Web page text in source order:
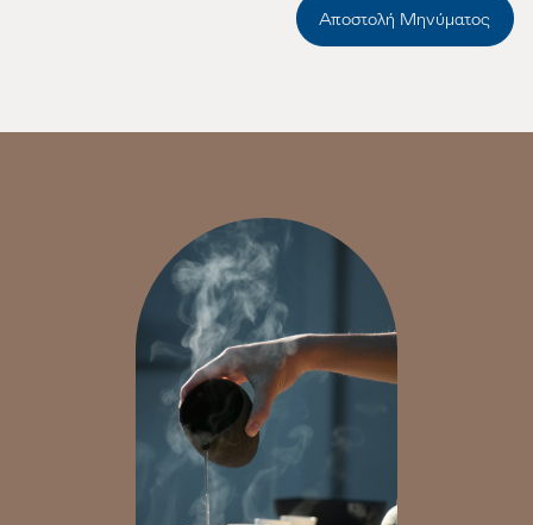
Αποστολή Μηνύματος